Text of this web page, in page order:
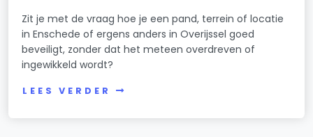
Zit je met de vraag hoe je een pand, terrein of locatie
in Enschede of ergens anders in Overijssel goed
beveiligt, zonder dat het meteen overdreven of
ingewikkeld wordt?
LEES VERDER